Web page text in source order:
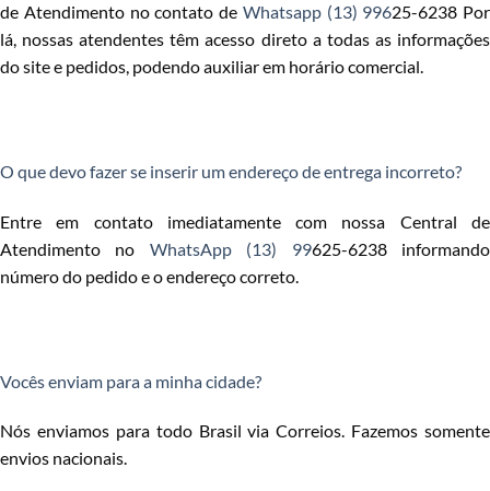
de Atendimento no contato de Whatsapp (13) 99625-6238 Por
lá, nossas atendentes têm acesso direto a todas as informações
do site e pedidos, podendo auxiliar em horário comercial.
O que devo fazer se inserir um endereço de entrega incorreto?
Entre em contato imediatamente com nossa Central de
Atendimento no WhatsApp (13) 99625-6238 informando
número do pedido e o endereço correto.
Vocês enviam para a minha cidade?
Nós enviamos para todo Brasil via Correios. Fazemos somente
envios nacionais.